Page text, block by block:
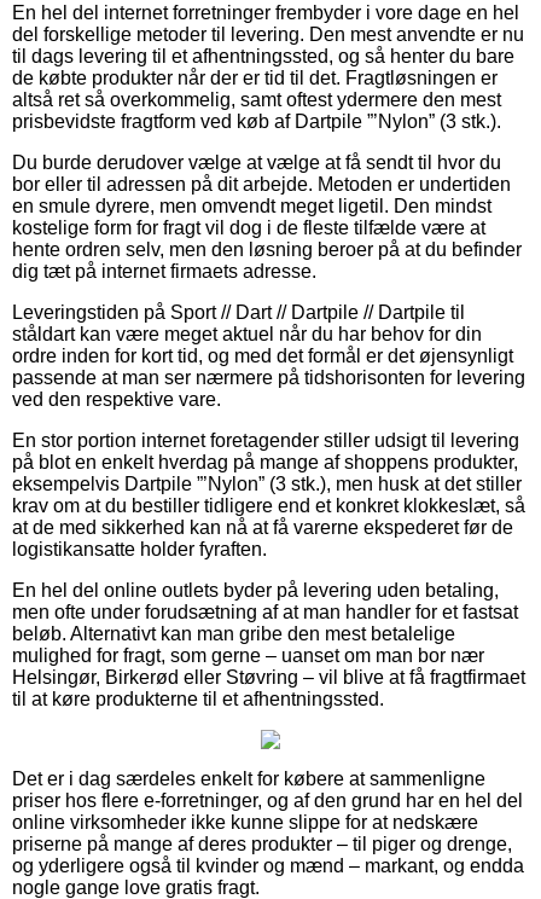
En hel del internet forretninger frembyder i vore dage en hel
del forskellige metoder til levering. Den mest anvendte er nu
til dags levering til et afhentningssted, og så henter du bare
de købte produkter når der er tid til det. Fragtløsningen er
altså ret så overkommelig, samt oftest ydermere den mest
prisbevidste fragtform ved køb af Dartpile ”’Nylon” (3 stk.).
Du burde derudover vælge at vælge at få sendt til hvor du
bor eller til adressen på dit arbejde. Metoden er undertiden
en smule dyrere, men omvendt meget ligetil. Den mindst
kostelige form for fragt vil dog i de fleste tilfælde være at
hente ordren selv, men den løsning beroer på at du befinder
dig tæt på internet firmaets adresse.
Leveringstiden på Sport // Dart // Dartpile // Dartpile til
ståldart kan være meget aktuel når du har behov for din
ordre inden for kort tid, og med det formål er det øjensynligt
passende at man ser nærmere på tidshorisonten for levering
ved den respektive vare.
En stor portion internet foretagender stiller udsigt til levering
på blot en enkelt hverdag på mange af shoppens produkter,
eksempelvis Dartpile ”’Nylon” (3 stk.), men husk at det stiller
krav om at du bestiller tidligere end et konkret klokkeslæt, så
at de med sikkerhed kan nå at få varerne ekspederet før de
logistikansatte holder fyraften.
En hel del online outlets byder på levering uden betaling,
men ofte under forudsætning af at man handler for et fastsat
beløb. Alternativt kan man gribe den mest betalelige
mulighed for fragt, som gerne – uanset om man bor nær
Helsingør, Birkerød eller Støvring – vil blive at få fragtfirmaet
til at køre produkterne til et afhentningssted.
Det er i dag særdeles enkelt for købere at sammenligne
priser hos flere e-forretninger, og af den grund har en hel del
online virksomheder ikke kunne slippe for at nedskære
priserne på mange af deres produkter – til piger og drenge,
og yderligere også til kvinder og mænd – markant, og endda
nogle gange love gratis fragt.